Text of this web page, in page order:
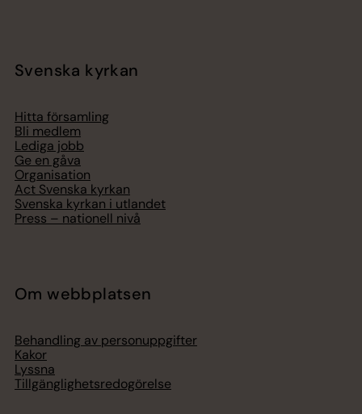
Svenska kyrkan
Hitta församling
Bli medlem
Lediga jobb
Ge en gåva
Organisation
Act Svenska kyrkan
Svenska kyrkan i utlandet
Press – nationell nivå
Om webbplatsen
Behandling av personuppgifter
Kakor
Lyssna
Tillgänglighetsredogörelse